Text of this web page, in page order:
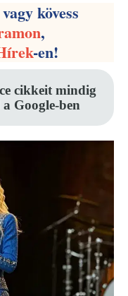
kövess
,
-en!
cikkeit mindig
Google-ben